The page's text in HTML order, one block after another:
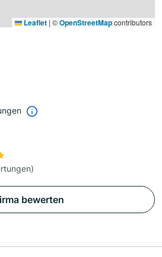
Leaflet | ©OpenStreetMapcontributors
bewerten